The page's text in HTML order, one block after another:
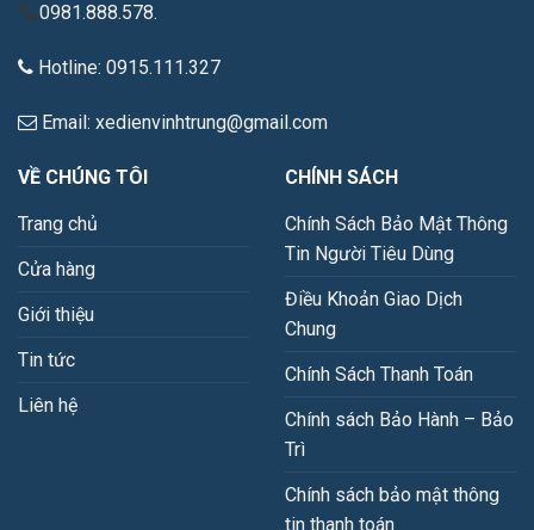
0981.888.578.
Hotline: 0915.111.327
Email: xedienvinhtrung@gmail.com
VỀ CHÚNG TÔI
Trang chủ
Cửa hàng
Giới thiệu
Tin tức
Liên hệ
CHÍNH SÁCH
Chính Sách Bảo Mật Thông
Tin Người Tiêu Dùng
Điều Khoản Giao Dịch
Chung
Chính Sách Thanh Toán
Chính sách Bảo Hành – Bảo
Trì
Chính sách bảo mật thông
tin thanh toán